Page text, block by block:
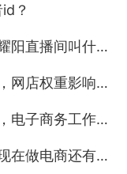
？
直播间叫什么？
权重影响因素？
商务工作内容？
前景吗拼多多店铺？